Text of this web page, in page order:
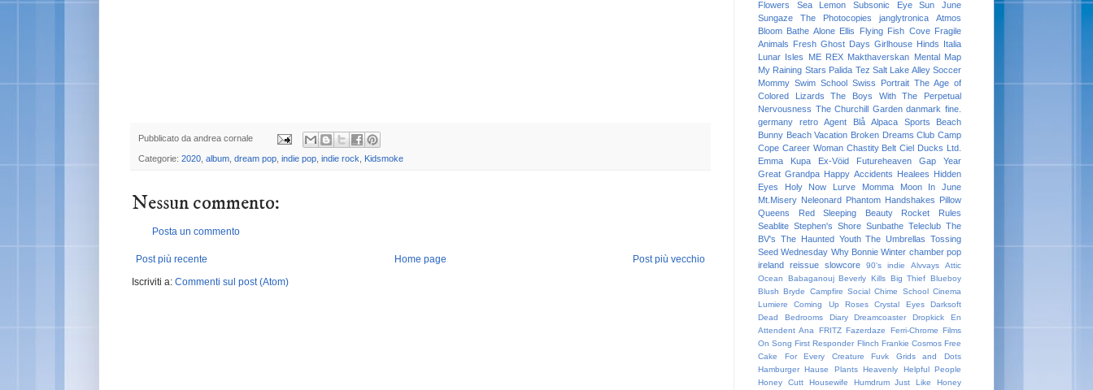
Pubblicato da andrea cornale
Categorie: 2020 album dream pop indie pop indie rock Kidsmoke
Nessun commento:
Posta un commento
Post più recente Post più vecchio
Home page
Iscriviti a: Commenti sul post (Atom)
Flowers
Sea Lemon Subsonic Eye
Sun June
Sungaze
The Photocopies janglytronica
Atmos
Bloom Bathe Alone Ellis Flying Fish Cove Fragile
Animals Fresh Ghost Days Girlhouse Hinds Italia
Lunar Isles
ME REX Makthaverskan Mental Map
My Raining Stars Palida Tez Salt Lake Alley Soccer
Mommy Swim School Swiss Portrait The Age of
Colored Lizards
The Boys With The Perpetual
Nervousness The Churchill Garden danmark fine.
germany
retro Agent Blå Alpaca Sports
Beach
Bunny Beach Vacation Broken Dreams Club Camp
Cope Career Woman Chastity Belt Ciel Ducks Ltd.
Emma Kupa
Ex-Vöid Futureheaven
Gap Year
Great Grandpa Happy Accidents Healees Hidden
Eyes
Holy Now Lurve Momma
Moon In June
Mt.Misery Neleonard Phantom Handshakes Pillow
Queens
Red Sleeping Beauty
Rocket Rules
Seablite Stephen's Shore Sunbathe Teleclub The
BV's The Haunted Youth The Umbrellas Tossing
Seed Wednesday Why Bonnie Winter chamber pop
ireland reissue slowcore 90's indie Alvvays
Attic
Ocean
Babaganouj Beverly Kills Big Thief Blueboy
Blush Bryde Campfire Social Chime School Cinema
Lumiere
Coming Up Roses Crystal Eyes
Darksoft
Dead Bedrooms
Diary Dreamcoaster Dropkick
En
Attendent Ana
FRITZ Fazerdaze Ferri-Chrome Films
On Song First Responder Flinch Frankie Cosmos Free
Cake For Every Creature
Fuvk
Grids and Dots
Hamburger Hause Plants Heavenly
Helpful People
Honey Cutt
Housewife Humdrum
Just Like Honey